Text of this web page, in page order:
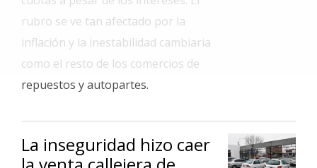
Familia
Fúnebres
rubro se ve tan afectado por la
inflación y la inestabilidad cambiaria
como el resto de los comercios de
repuestos y autopartes.
La inseguridad hizo caer